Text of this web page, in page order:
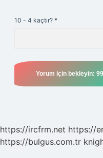
10 - 4 kaçtır? *
https://ircfrm.net https://
https://bulgus.com.tr